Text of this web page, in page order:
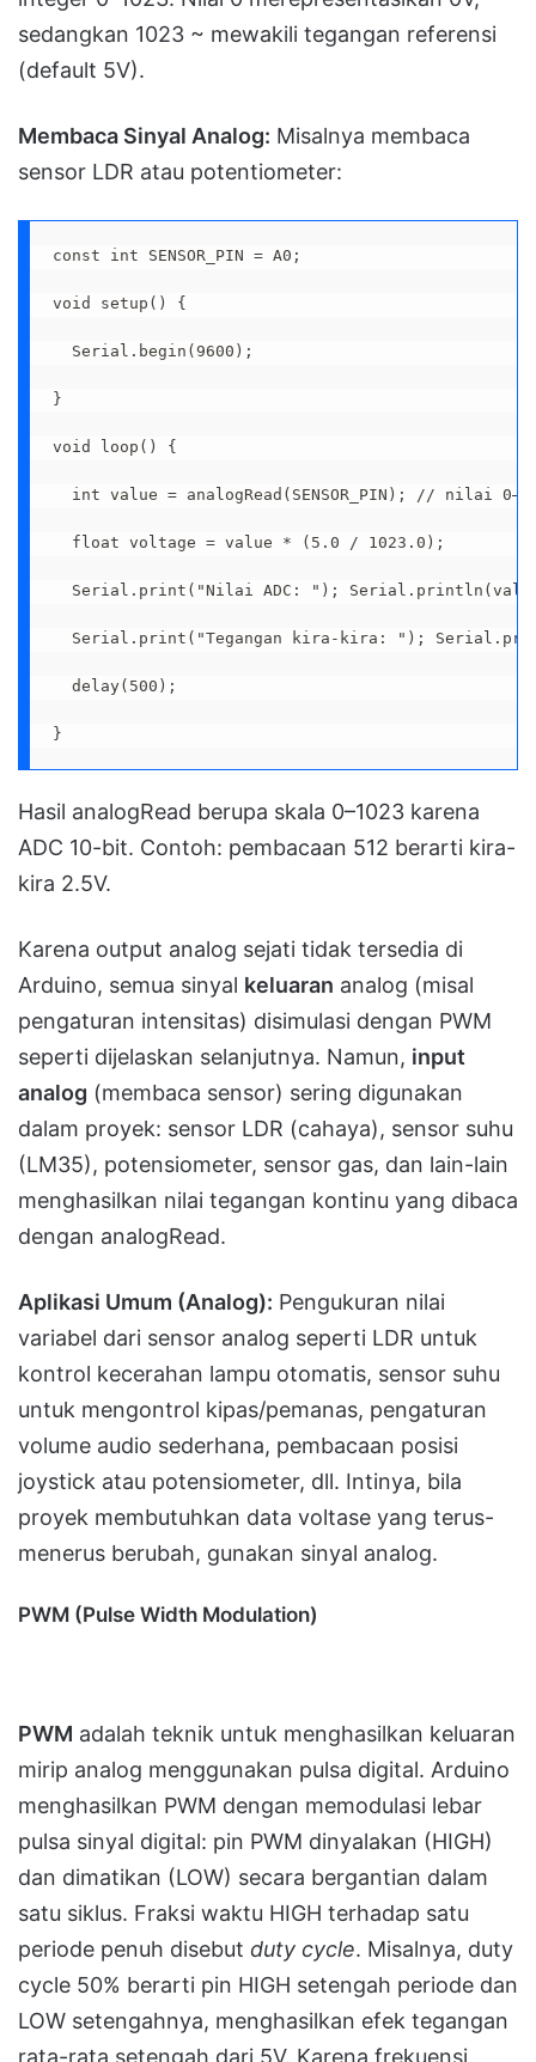
sedangkan 1023 ~ mewakili tegangan referensi
(default 5V).
Membaca Sinyal Analog: Misalnya membaca
sensor LDR atau potentiometer:
const int SENSOR_PIN = A0;
void setup() {
Serial.begin(9600);
}
void loop() {
int value = analogRead(SENSOR_PIN); // nilai
float voltage = value * (5.0 / 1023.0);
Serial.print("Nilai ADC: ");
Serial.print("Tegangan kira-kira: ");
delay(500);
}
Hasil analogRead berupa skala 0–1023 karena
ADC 10-bit. Contoh: pembacaan 512 berarti kira-
kira 2.5V.
Karena output analog sejati tidak tersedia di
Arduino, semua sinyal keluaran analog (misal
pengaturan intensitas) disimulasi dengan PWM
seperti dijelaskan selanjutnya. Namun, input
analog (membaca sensor) sering digunakan
dalam proyek: sensor LDR (cahaya), sensor suhu
(LM35), potensiometer, sensor gas, dan lain-lain
menghasilkan nilai tegangan kontinu yang dibaca
dengan analogRead.
Aplikasi Umum (Analog): Pengukuran nilai
variabel dari sensor analog seperti LDR untuk
kontrol kecerahan lampu otomatis, sensor suhu
untuk mengontrol kipas/pemanas, pengaturan
volume audio sederhana, pembacaan posisi
joystick atau potensiometer, dll. Intinya, bila
proyek membutuhkan data voltase yang terus-
menerus berubah, gunakan sinyal analog.
PWM (Pulse Width Modulation)
PWM adalah teknik untuk menghasilkan keluaran
mirip analog menggunakan pulsa digital. Arduino
menghasilkan PWM dengan memodulasi lebar
pulsa sinyal digital: pin PWM dinyalakan (HIGH)
dan dimatikan (LOW) secara bergantian dalam
satu siklus. Fraksi waktu HIGH terhadap satu
periode penuh disebut duty cycle. Misalnya, duty
cycle 50% berarti pin HIGH setengah periode dan
LOW setengahnya, menghasilkan efek tegangan
rata-rata setengah dari 5V. Karena frekuensi